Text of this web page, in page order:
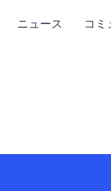
ニュース コミ